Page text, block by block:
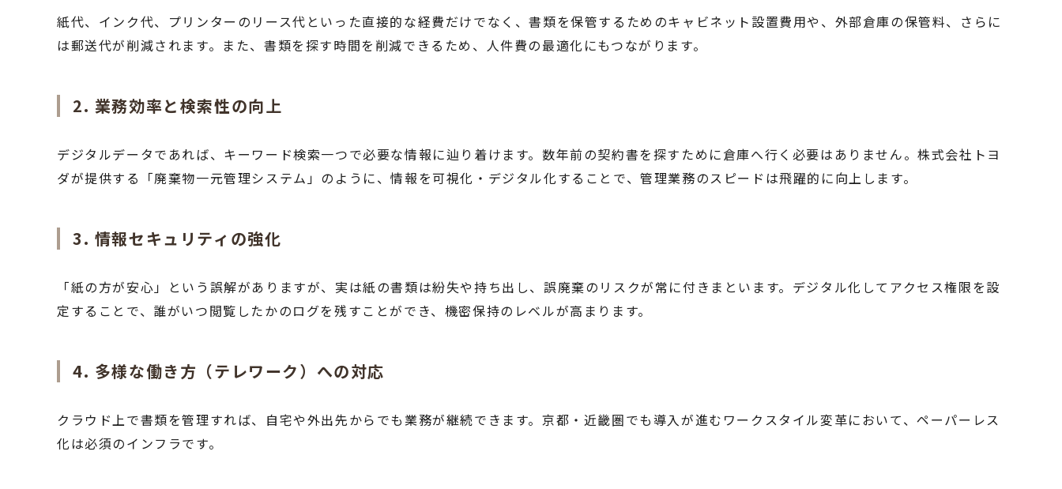
紙代、インク代、プリンターのリース代といった直接的な経費だけでなく、書類を保管するためのキャビネット設置費用や、外部倉庫の保管料、さらに
は郵送代が削減されます。また、書類を探す時間を削減できるため、人件費の最適化にもつながります。
2. 業務効率と検索性の向上
デジタルデータであれば、キーワード検索一つで必要な情報に辿り着けます。数年前の契約書を探すために倉庫へ行く必要はありません。株式会社トヨ
ダが提供する「廃棄物一元管理システム」のように、情報を可視化・デジタル化することで、管理業務のスピードは飛躍的に向上します。
3. 情報セキュリティの強化
「紙の方が安心」という誤解がありますが、実は紙の書類は紛失や持ち出し、誤廃棄のリスクが常に付きまといます。デジタル化してアクセス権限を設
定することで、誰がいつ閲覧したかのログを残すことができ、機密保持のレベルが高まります。
4. 多様な働き方（テレワーク）への対応
クラウド上で書類を管理すれば、自宅や外出先からでも業務が継続できます。京都・近畿圏でも導入が進むワークスタイル変革において、ペーパーレス
化は必須のインフラです。